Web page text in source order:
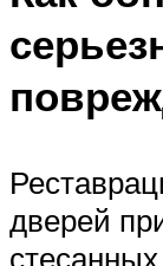
дверей